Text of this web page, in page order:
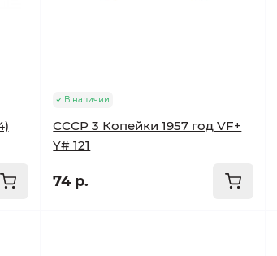
В наличии
СССР 3 Копейки 1957 год VF+
Y# 121
74 р.